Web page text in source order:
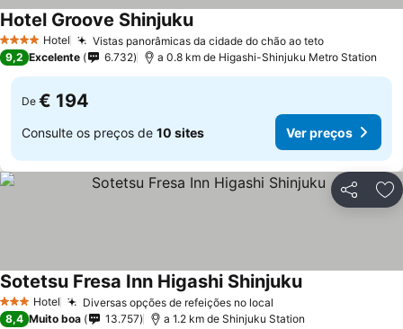
4 EstrelasHotel Vistas panorâmicas da cidade do chão ao tetoVer preços
Hotel Groove ShinjukuVer preços
9,2 Excelente 6.732 a 0.8 km de Higashi-Shinjuku Metro Station
De € 194
Consulte os preços de 10 sites Ver preços
Partilhar
3 EstrelasHotel Diversas opções de refeições no local
Sotetsu Fresa Inn Higashi ShinjukuVer preços
8,4 Muito boa 13.757 a 1.2 km de Shinjuku Station